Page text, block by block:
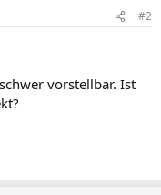
#2
vorstellbar. Ist